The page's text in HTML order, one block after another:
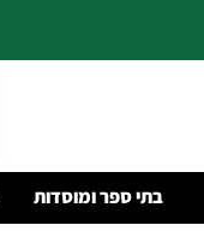
בתי ספר ומוסדות